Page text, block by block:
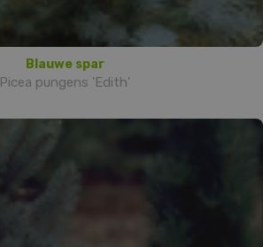
Blauwe spar
Picea pungens 'Edith'